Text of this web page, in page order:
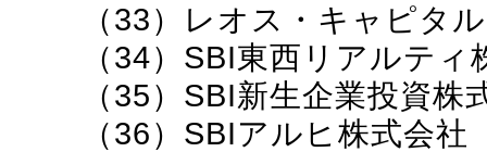
（33）レオス・キャピタ
（34）SBI東西リアルティ
（35）SBI新生企業投資株
（36）SBIアルヒ株式会社